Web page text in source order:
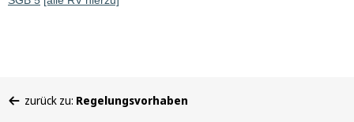
befinden
zurück zu: Regelungsvorhaben